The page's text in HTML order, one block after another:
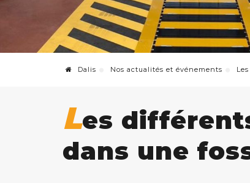
Dalis Nos actualités et événements
Les
dans une